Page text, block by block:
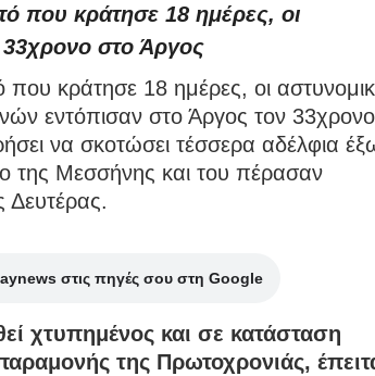
που κράτησε 18 ημέρες, οι
33χρονο στο Άργος
κράτησε 18 ημέρες, οι
εντόπισαν στο Άργος τον 33χρονο
να σκοτώσει τέσσερα αδέλφια
της Μεσσήνης και του πέρασαν
Δευτέρας.
στις πηγές σου στη Google
χτυπημένος και σε κατάσταση
της Πρωτοχρονιάς,